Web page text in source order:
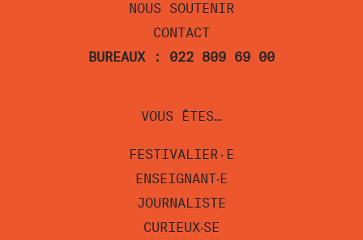
NOUS SOUTENIR
CONTACT
BUREAUX : 022 809 69 00
VOUS ÊTES…
FESTIVALIER·E
ENSEIGNANT‧E
JOURNALISTE
CURIEUX‧SE